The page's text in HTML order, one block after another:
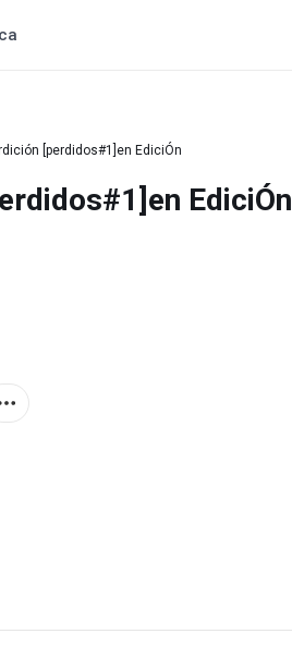
[perdidos#1]en EdiciÓn
EdiciÓn